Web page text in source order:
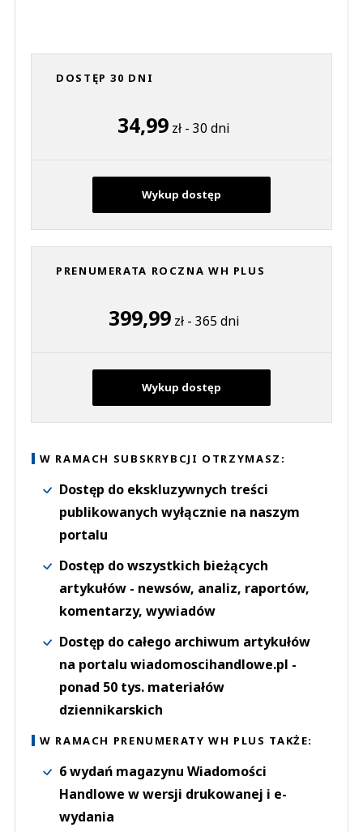
DOSTĘP 30 DNI
34,99 zł - 30 dni
Wykup dostęp
PRENUMERATA ROCZNA WH PLUS
399,99zł - 365 dni
Wykup dostęp
W RAMACH SUBSKRYBCJI OTRZYMASZ:
Dostęp do ekskluzywnych treści
publikowanych wyłącznie na naszym
portalu
Dostęp do wszystkich bieżących
artykułów - newsów, analiz, raportów,
komentarzy, wywiadów
Dostęp do całego archiwum artykułów
na portalu wiadomoscihandlowe.pl -
ponad 50 tys. materiałów
dziennikarskich
W RAMACH PRENUMERATY WH PLUS TAKŻE:
6 wydań magazynu Wiadomości
Handlowe w wersji drukowanej i e-
wydania